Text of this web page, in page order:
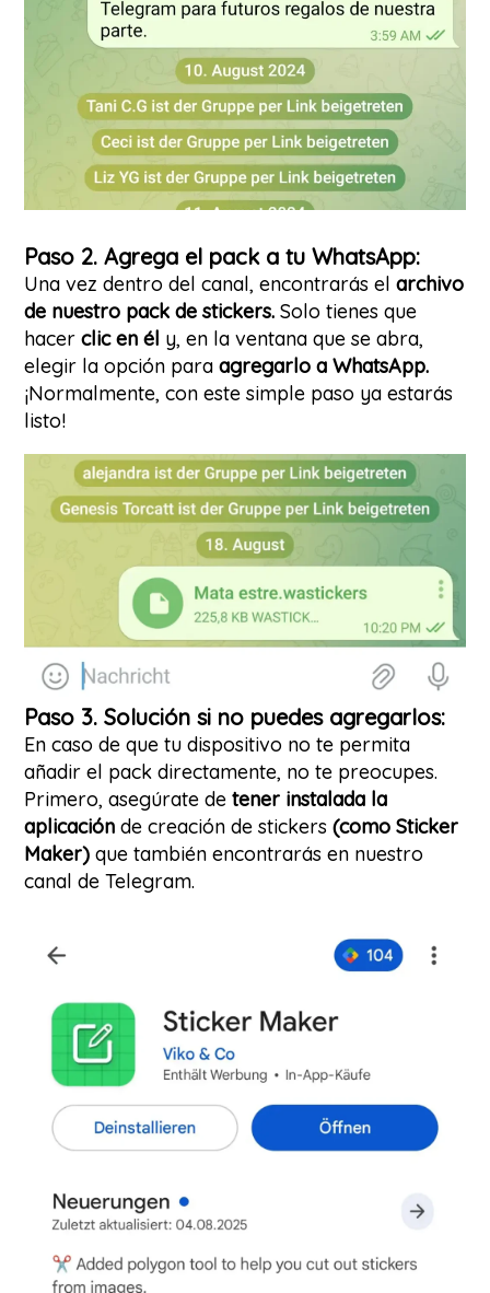
Paso 2. Agrega el pack a tu WhatsApp:
Una vez dentro del canal, encontrarás el archivo
de nuestro pack de stickers.Solo tienes que
hacer clic en él y, en la ventana que se abra,
elegir la opción para agregarlo a WhatsApp.
¡Normalmente, con este simple paso ya estarás
listo!
Paso 3. Solución si no puedes agregarlos:
En caso de que tu dispositivo no te permita
añadir el pack directamente, no te preocupes.
Primero, asegúrate de tener instalada la
aplicación de creación de stickers (como Sticker
Maker) que también encontrarás en nuestro
canal de Telegram.